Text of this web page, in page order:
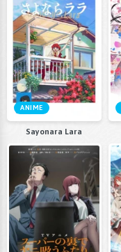
ANIME
Sayonara Lara